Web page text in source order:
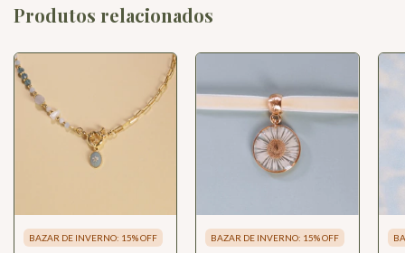
Produtos relacionados
BAZAR DE INVERNO: 15% OFF BAZAR DE INVERNO: 15% OFF